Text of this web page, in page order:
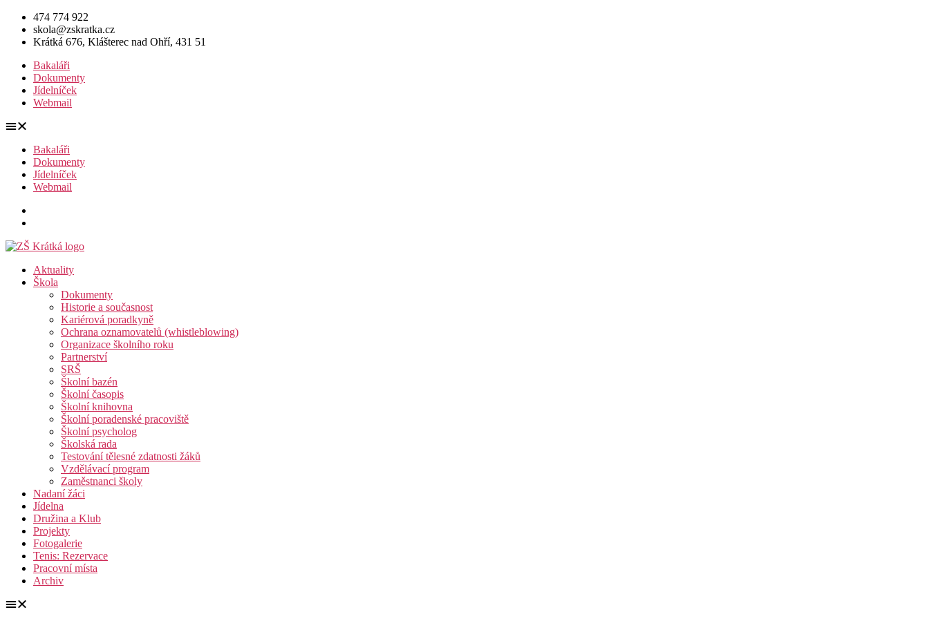
Přejít
obsahu
474 774 922
skola@zskratka.cz
Krátká 676, Klášterec nad Ohří, 431 51
Bakaláři
Dokumenty
Jídelníček
Webmail
Bakaláři
Dokumenty
Jídelníček
Webmail
Aktuality
Škola
Dokumenty
Historie a současnost
Kariérová poradkyně
Ochrana oznamovatelů (whistleblowing)
Organizace školního roku
Partnerství
SRŠ
Školní bazén
Školní časopis
Školní knihovna
Školní poradenské pracoviště
Školní psycholog
Školská rada
Testování tělesné zdatnosti žáků
Vzdělávací program
Zaměstnanci školy
Nadaní žáci
Jídelna
Družina a Klub
Projekty
Fotogalerie
Tenis: Rezervace
Pracovní místa
Archiv